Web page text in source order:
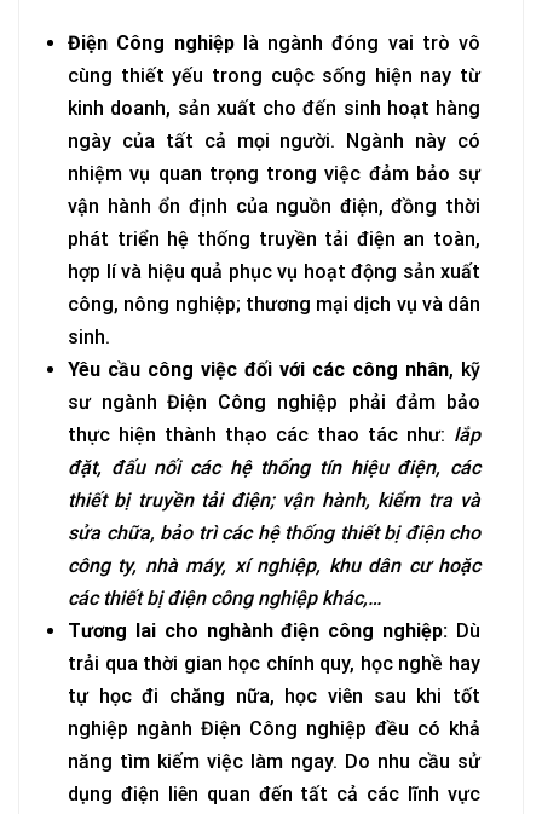
Điện Công nghiệplà ngành đóng vai trò vô
cùng thiết yếu trong cuộc sống hiện nay từ
kinh doanh, sản xuất cho đến sinh hoạt hàng
ngày của tất cả mọi người. Ngành này có
nhiệm vụ quan trọng trong việc đảm bảo sự
vận hành ổn định của nguồn điện, đồng thời
phát triển hệ thống truyền tải điện an toàn,
hợp lí và hiệu quả phục vụ hoạt động sản xuất
công, nông nghiệp; thương mại dịch vụ và dân
sinh.
Yêu cầu công việc đối với các công nhân, kỹ
sư ngành Điện Công nghiệp phải đảm bảo
thực hiện thành thạo các thao tác như: lắp
đặt, đấu nối các hệ thống tín hiệu điện, các
thiết bị truyền tải điện; vận hành, kiểm tra và
sửa chữa, bảo trì các hệ thống thiết bị điện cho
công ty, nhà máy, xí nghiệp, khu dân cư hoặc
các thiết bị điện công nghiệp khác,…
Tương lai cho nghành điện công nghiệp: Dù
trải qua thời gian học chính quy, học nghề hay
tự học đi chăng nữa, học viên sau khi tốt
nghiệp ngành Điện Công nghiệp đều có khả
năng tìm kiếm việc làm ngay. Do nhu cầu sử
dụng điện liên quan đến tất cả các lĩnh vực